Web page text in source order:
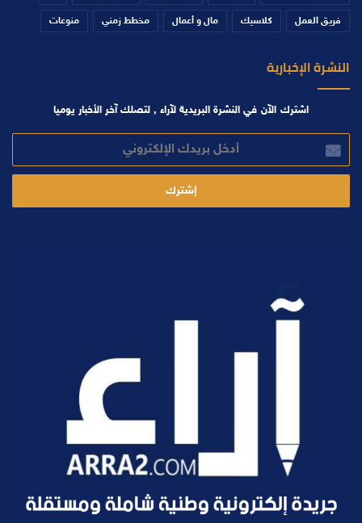
فريق العمل كلاسيك مال و أعمال مخطط زمني منوعات
النشرة الإخبارية
اشترك الآن في النشرة البريدية لآراء , لتصلك آخر الأخبار يوميا
بريدك
الإلكتروني